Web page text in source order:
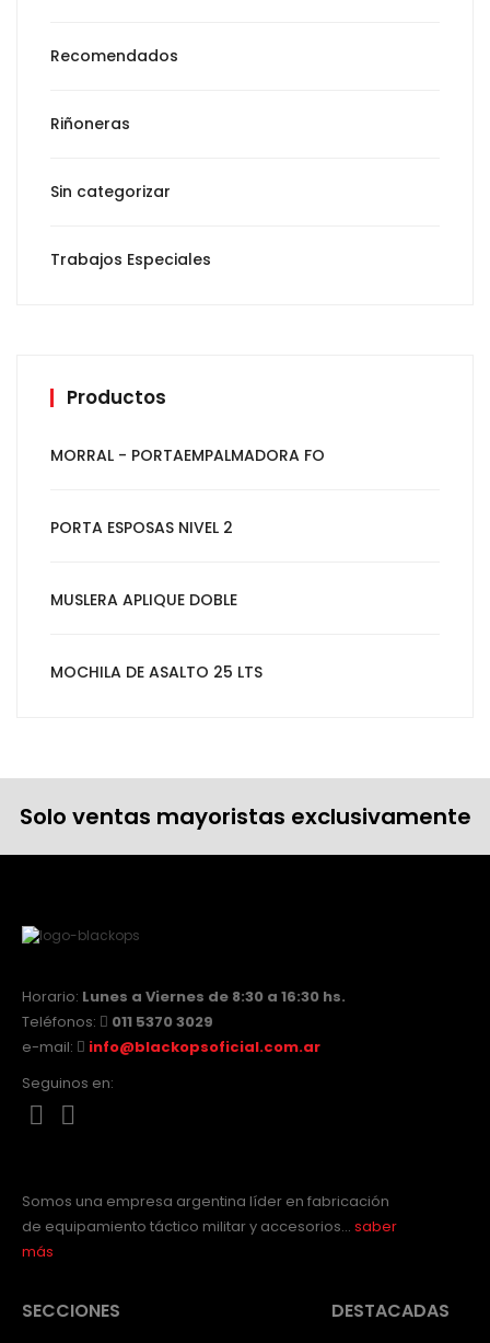
Recomendados
Riñoneras
Sin categorizar
Trabajos Especiales
Productos
MORRAL - PORTAEMPALMADORA FO
PORTA ESPOSAS NIVEL 2
MUSLERA APLIQUE DOBLE
MOCHILA DE ASALTO 25 LTS
Solo ventas mayoristas exclusivamente
Horario: Lunes a Viernes de 8:30 a 16:30 hs.
Teléfonos:
011 5370 3029
e-mail:
info@blackopsoficial.com.ar
Seguinos en:
Somos una empresa argentina líder en fabricación
de equipamiento táctico militar y accesorios… saber
más
SECCIONES DESTACADAS